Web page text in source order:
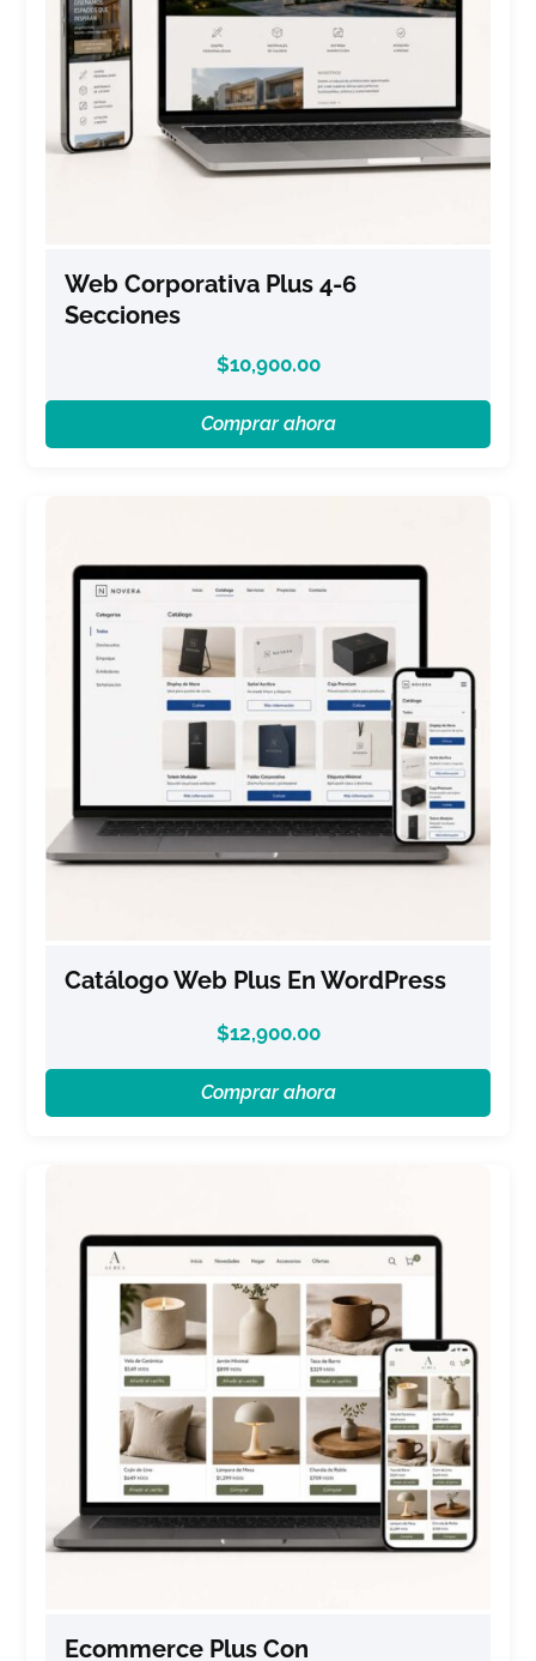
Web Corporativa Plus 4-6
Secciones
$10,900.00
Comprar ahora
Catálogo Web Plus En WordPress
$12,900.00
Comprar ahora
Ecommerce Plus Con